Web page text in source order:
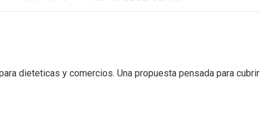
dieteticas y comercios. Una propuesta pensada para cubrir